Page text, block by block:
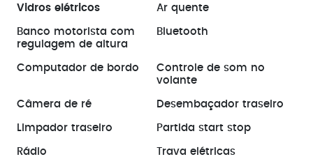
Vidros elétricos Ar quente
Banco motorista com
regulagem de altura
Bluetooth
Computador de bordo
Controle de som no
volante
Câmera de ré Desembaçador traseiro
Limpador traseiro Partida start stop
Rádio Trava elétricas